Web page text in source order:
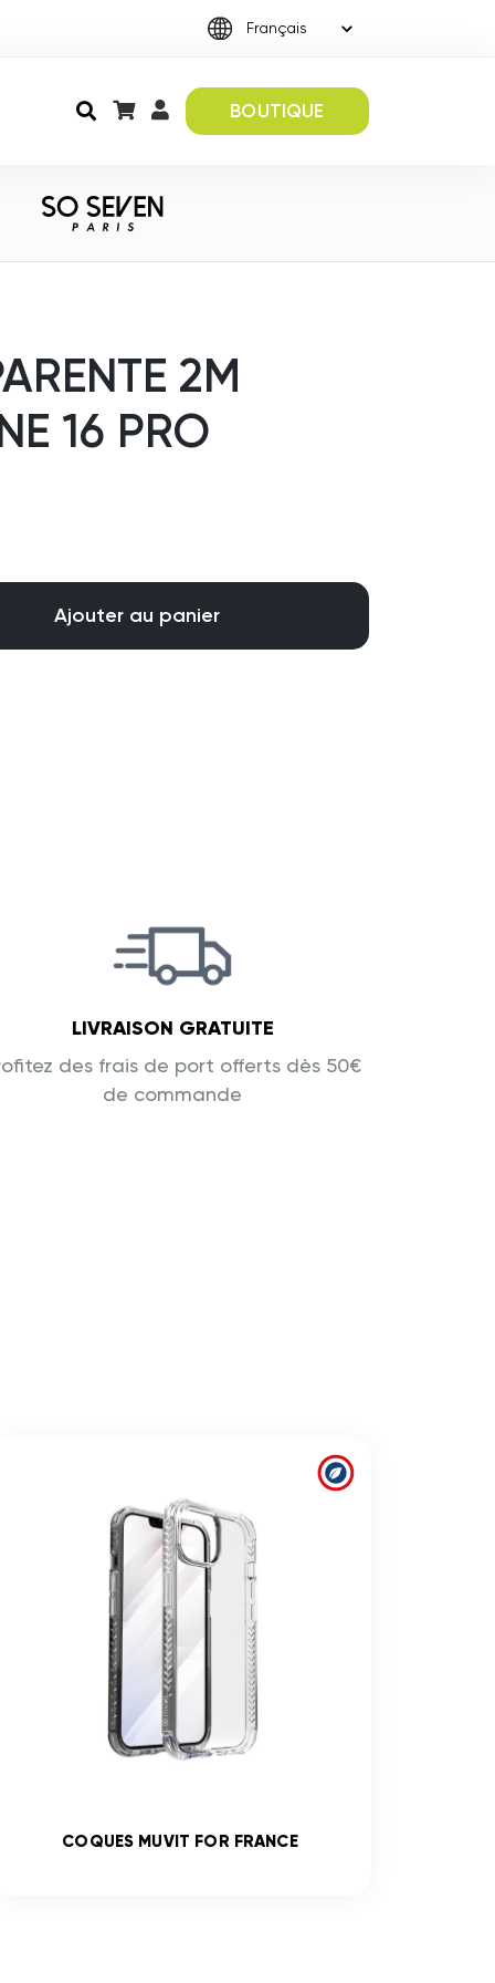
BOUTIQUE
2M
16 PRO
Ajouter au panier
LIVRAISON GRATUITE
des frais de port offerts dès 50€
de commande
COQUES MUVIT FOR FRANCE